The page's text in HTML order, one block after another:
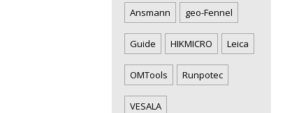
Ansmann geo-Fennel
Guide HIKMICRO Leica
OMTools Runpotec
VESALA